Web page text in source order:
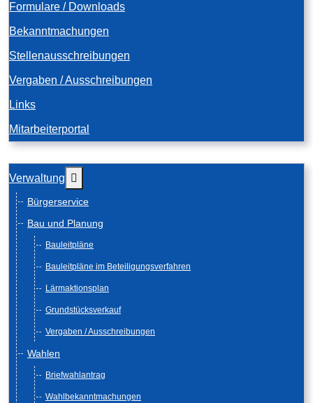
Formulare / Downloads
Bekanntmachungen
Stellenausschreibungen
Vergaben / Ausschreibungen
Links
Mitarbeiterportal
Verwaltung
Bürgerservice
Bau und Planung
Bauleitpläne
Bauleitpläne im Beteiligungsverfahren
Lärmaktionsplan
Grundstücksverkauf
Vergaben / Ausschreibungen
Wahlen
Briefwahlantrag
Wahlbekanntmachungen